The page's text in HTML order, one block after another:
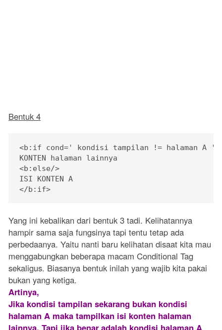
Bentuk 4
<b:if cond=' kondisi tampilan != halaman A '>
KONTEN halaman lainnya
<b:else/>
ISI KONTEN A
</b:if>
Yang ini kebalikan dari bentuk 3 tadi. Kelihatannya
hampir sama saja fungsinya tapi tentu tetap ada
perbedaanya. Yaitu nanti baru kelihatan disaat kita mau
menggabungkan beberapa macam Conditional Tag
sekaligus. Biasanya bentuk inilah yang wajib kita pakai
bukan yang ketiga.
Artinya,
Jika kondisi tampilan sekarang bukan kondisi
halaman A maka tampilkan isi konten halaman